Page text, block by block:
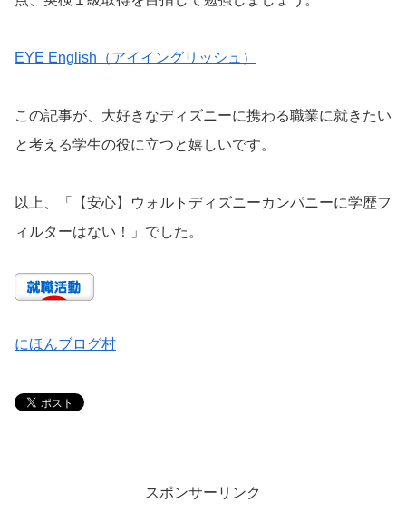
EYE English（アイイングリッシュ）
この記事が、大好きなディズニーに携わる職業に就きたい
と考える学生の役に立つと嬉しいです。
以上、「【安心】ウォルトディズニーカンパニーに学歴フ
ィルターはない！」でした。
にほんブログ村
スポンサーリンク